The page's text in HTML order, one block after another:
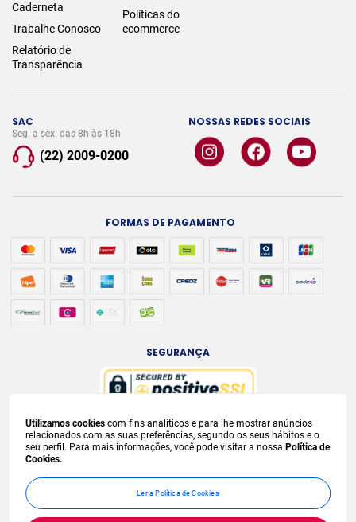
SAC
Seg. a sex. das 8h às 18h
(22) 2009-0200
NOSSAS REDES SOCIAIS
Caderneta
Trabalhe Conosco
Relatório de
Transparência
Políticas do
ecommerce
FORMAS DE PAGAMENTO
SEGURANÇA
A venda e o consumo de bebidas alcoólicas são proibidos para menores de
18 anos. Bebida Alcoólica pode causar dependência química e, em excesso,
provoca
condições exclusivas para internet e válidos durante o dia de hoje, podendo
sofrer alterações sem
prévia notificação. No caso de faltar algum produto,
este não será entregue e o valor correspondente não será cobrado.
Utilizamos cookies com fins analíticos e para lhe mostrar anúncios
relacionados com as suas preferências, segundo os seus hábitos e o
seu perfil. Para mais informações, você pode visitar a nossa Política de
Cookies.
Ler a Política de Cookies